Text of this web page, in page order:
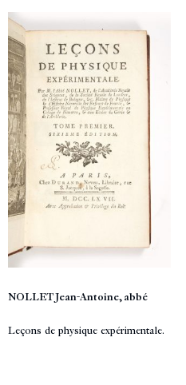
NOLLET Jean-Antoine, abbé
Leçons de physique expérimentale.